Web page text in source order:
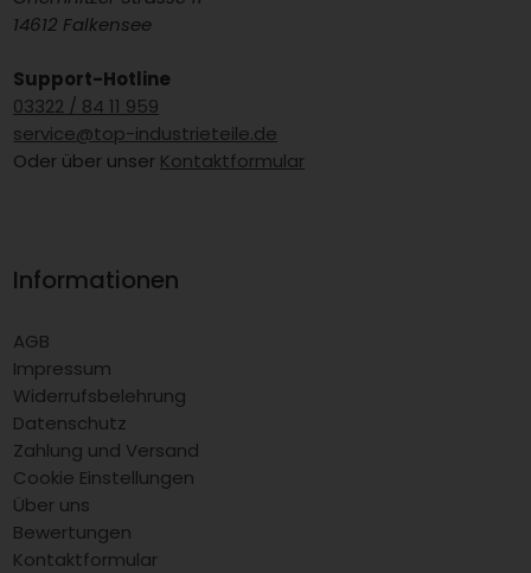
14612 Falkensee
Support-Hotline
03322 / 84 11 959
service@top-industrieteile.de
Oder über unser Kontaktformular
Informationen
AGB
Impressum
Widerrufsbelehrung
Datenschutz
Zahlung und Versand
Cookie Einstellungen
Über uns
Bewertungen
Kontaktformular